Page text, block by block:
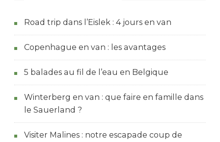
Road trip dans l’Eislek : 4 jours en van
Copenhague en van : les avantages
5 balades au fil de l’eau en Belgique
Winterberg en van : que faire en famille dans
le Sauerland ?
Visiter Malines : notre escapade coup de